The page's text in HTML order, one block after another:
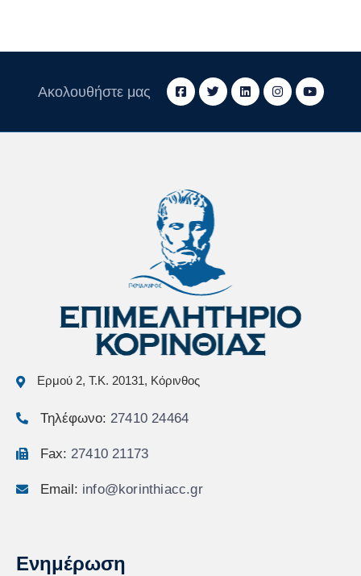
Ακολουθήστε μας
Ερμού 2, Τ.Κ. 20131, Κόρινθος
Τηλέφωνο: 27410 24464
Fax: 27410 21173
Email: info@korinthiacc.gr
Ενημέρωση